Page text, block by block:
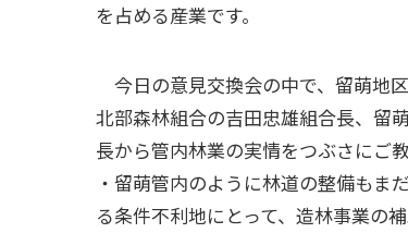
を占める産業です。
今日の意見交換会の中で、留萌地
北部森林組合の吉田忠雄組合長、留
長から管内林業の実情をつぶさにご
・留萌管内のように林道の整備もま
る条件不利地にとって、造林事業の